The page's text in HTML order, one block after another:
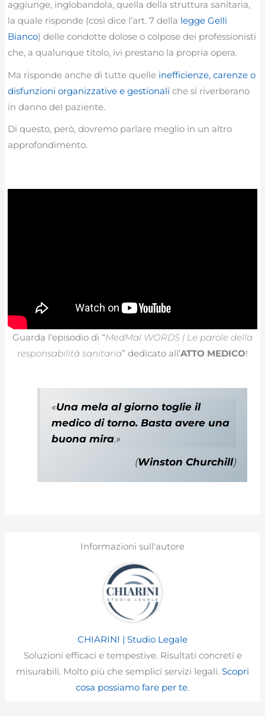
aggiunge, inglobandola, quella della struttura sanitaria,
la quale risponde (così dice l’art. 7 della legge Gelli
Bianco) delle condotte dolose o colpose dei professionisti
che, a qualunque titolo, ivi prestano la propria opera.
Ma risponde anche di tutte quelle inefficienze, carenze o
disfunzioni organizzative e gestionali che si riverberano
in danno del paziente.
Di questo, però, dovremo parlare meglio in un altro
approfondimento.
Guarda l’episodio di “MedMal WORDS | Le parole della
responsabilità sanitaria” dedicato all’ATTO MEDICO!
«Una mela al giorno toglie il
medico di torno. Basta avere una
buona mira.»
(Winston Churchill)
Informazioni sull'autore
CHIARINI | Studio Legale
Soluzioni efficaci e tempestive. Risultati concreti e
misurabili. Molto più che semplici servizi legali. Scopri
cosa possiamo fare per te.